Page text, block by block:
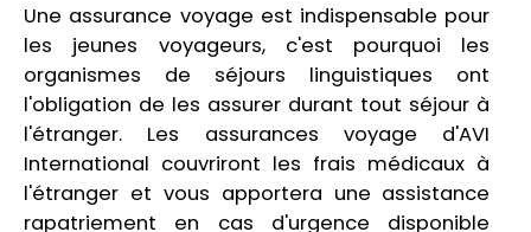
Une assurance voyage est indispensable pour
les jeunes voyageurs, c'est pourquoi les
organismes de séjours linguistiques ont
l'obligation de les assurer durant tout séjour à
l'étranger. Les assurances voyage d'AVI
International couvriront les frais médicaux à
l'étranger et vous apportera une assistance
rapatriement en cas d'urgence disponible